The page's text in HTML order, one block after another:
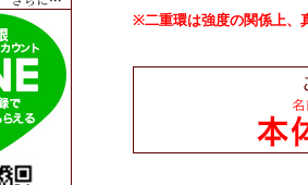
※二重環は強度の関係上、